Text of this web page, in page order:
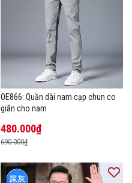
OE866: Quần dài nam cạp chun co
giãn cho nam
480.000₫
690.000₫